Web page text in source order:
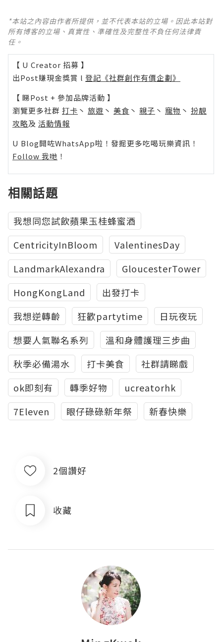
*本站之內容由作者所提供，並不代表本站的立場。因此本站對
所有博客的立場、真實性、準確性及完整性不負任何法律責
任。
【 U Creator 招募 】
出Post賺現金獎賞 l 登記《社群創作有價企劃》
【 睇Post + 參加品牌活動 】
瀏覽更多社群 打卡 丶 旅遊 丶 美食 丶 親子 丶 寵物 丶 扮靚
攻略及 活動情報
U Blog開咗WhatsApp啦！發掘更多吃喝玩樂資訊！
Follow 我哋 ！
相關話題
我想同您試飲蘋果玉桂蜂蜜酒
CentricityInBloom
ValentinesDay
LandmarkAlexandra
GloucesterTower
HongKongLand
出發打卡
我想逆轉齡
狂歡partytime
日玩夜玩
想要人氣聯名系列
溫和身體護理三步曲
秋季必備湯水
打卡美食
社群請睇戲
ok即刻有
轉季好物
ucreatorhk
7Eleven
眼仔碌碌新年祭 新春快樂
2個讚好
收藏